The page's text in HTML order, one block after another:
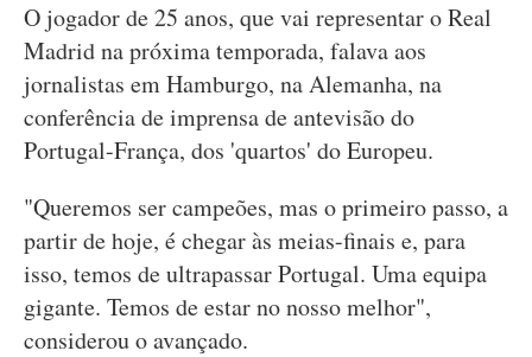
O jogador de 25 anos, que vai representar o Real
Madrid na próxima temporada, falava aos
jornalistas em Hamburgo, na Alemanha, na
conferência de imprensa de antevisão do
Portugal-França, dos 'quartos' do Europeu.
"Queremos ser campeões, mas o primeiro passo, a
partir de hoje, é chegar às meias-finais e, para
isso, temos de ultrapassar Portugal. Uma equipa
gigante. Temos de estar no nosso melhor",
considerou o avançado.